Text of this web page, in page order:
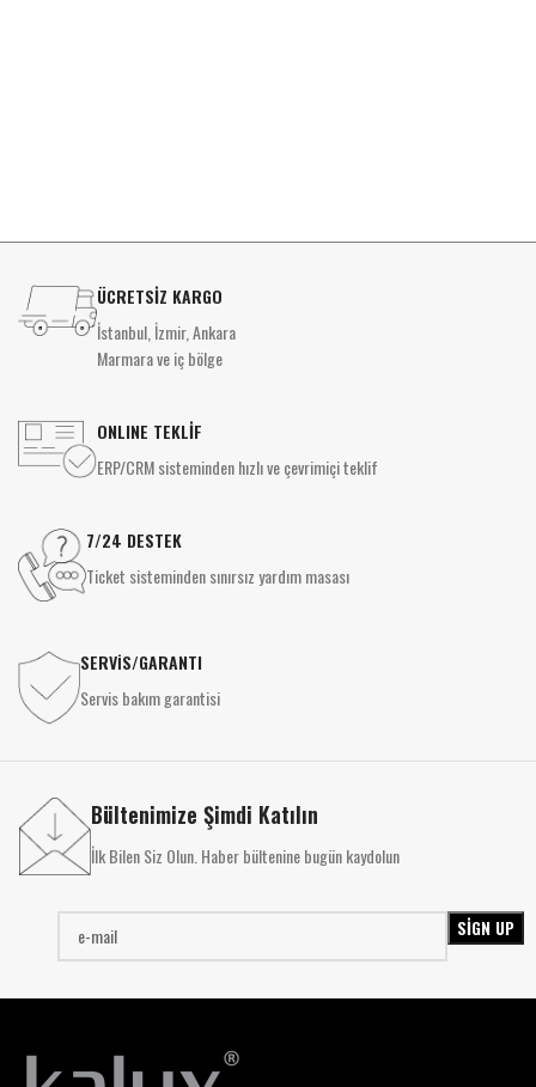
ÜCRETSİZ KARGO
İstanbul, İzmir, Ankara
Marmara ve iç bölge
ONLINE TEKLİF
ERP/CRM sisteminden hızlı ve çevrimiçi teklif
7/24 DESTEK
Ticket sisteminden sınırsız yardım masası
SERVİS/GARANTI
Servis bakım garantisi
Bültenimize Şimdi Katılın
İlk Bilen Siz Olun. Haber bültenine bugün kaydolun